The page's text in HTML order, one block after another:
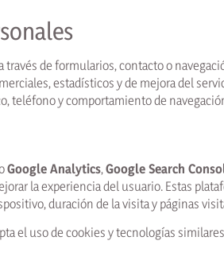
de formularios, contacto o
estadísticos y de mejora del
teléfono y comportamiento de
Google Analytics, Google Search
la experiencia del usuario. Estas
duración de la visita y páginas
el uso de cookies y tecnologías